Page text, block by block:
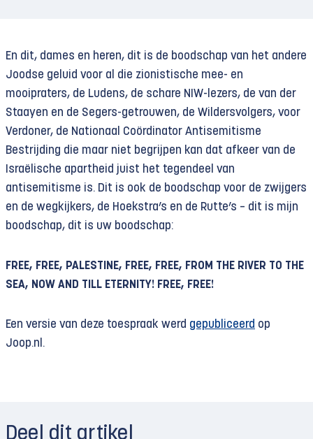
En dit, dames en heren, dit is de boodschap van het andere
Joodse geluid voor al die zionistische mee- en
mooipraters, de Ludens, de schare NIW-lezers, de van der
Staayen en de Segers-getrouwen, de Wildersvolgers, voor
Verdoner, de Nationaal Coördinator Antisemitisme
Bestrijding die maar niet begrijpen kan dat afkeer van de
Israëlische apartheid juist het tegendeel van
antisemitisme is. Dit is ook de boodschap voor de zwijgers
en de wegkijkers, de Hoekstra’s en de Rutte’s – dit is mijn
boodschap, dit is uw boodschap:
FREE, FREE, PALESTINE, FREE, FREE, FROM THE RIVER TO THE
SEA, NOW AND TILL ETERNITY! FREE, FREE!
Een versie van deze toespraak werd gepubliceerd op
Joop.nl.
Deel dit artikel